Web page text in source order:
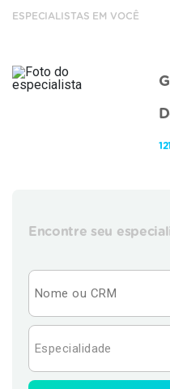
ESPECIALISTAS EM VOCÊ
Encontre seu